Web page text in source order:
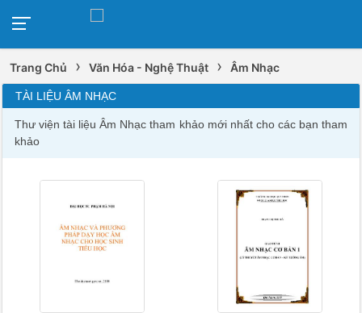
Trang Chủ › Văn Hóa - Nghệ Thuật › Âm Nhạc
TÀI LIỆU ÂM NHẠC
Thư viện tài liệu Âm Nhạc tham khảo mới nhất cho các bạn tham
khảo